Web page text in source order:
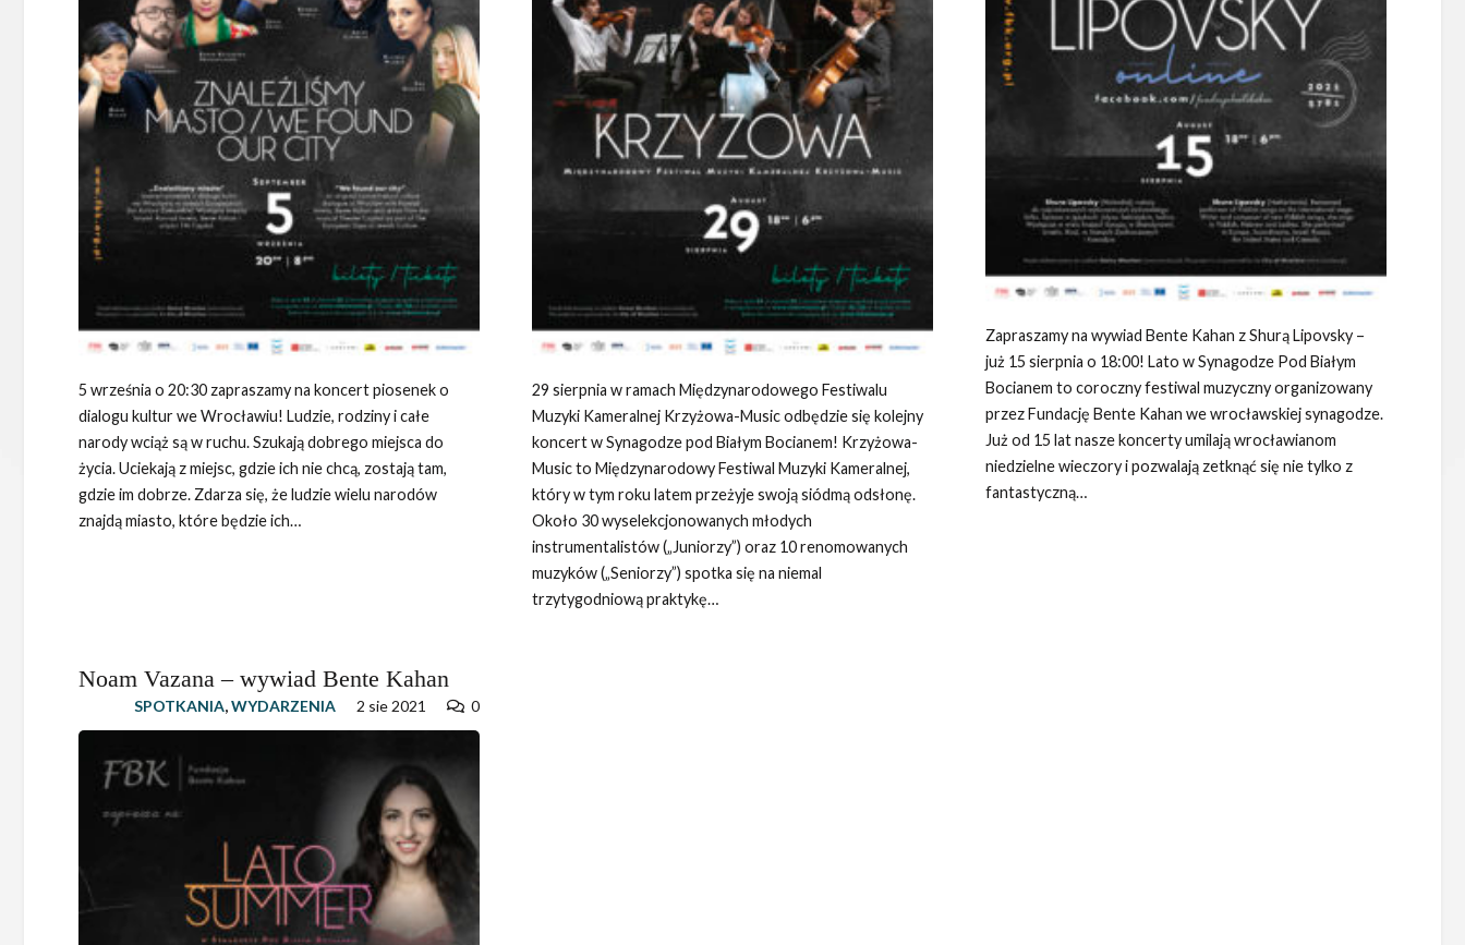
5 września o 20:30 zapraszamy na koncert piosenek o
dialogu kultur we Wrocławiu! Ludzie, rodziny i całe
narody wciąż są w ruchu. Szukają dobrego miejsca do
życia. Uciekają z miejsc, gdzie ich nie chcą, zostają tam,
gdzie im dobrze. Zdarza się, że ludzie wielu narodów
znajdą miasto, które będzie ich…
29 sierpnia w ramach Międzynarodowego Festiwalu
Muzyki Kameralnej Krzyżowa-Music odbędzie się kolejny
koncert w Synagodze pod Białym Bocianem! Krzyżowa-
Music to Międzynarodowy Festiwal Muzyki Kameralnej,
który w tym roku latem przeżyje swoją siódmą odsłonę.
Około 30 wyselekcjonowanych młodych
instrumentalistów („Juniorzy”) oraz 10 renomowanych
muzyków („Seniorzy”) spotka się na niemal
trzytygodniową praktykę…
Zapraszamy na wywiad Bente Kahan z Shurą Lipovsky –
już 15 sierpnia o 18:00! Lato w Synagodze Pod Białym
Bocianem to coroczny festiwal muzyczny organizowany
przez Fundację Bente Kahan we wrocławskiej synagodze.
Już od 15 lat nasze koncerty umilają wrocławianom
niedzielne wieczory i pozwalają zetknąć się nie tylko z
fantastyczną…
Noam Vazana – wywiad Bente Kahan
SPOTKANIA,WYDARZENIA 2 sie 2021 0